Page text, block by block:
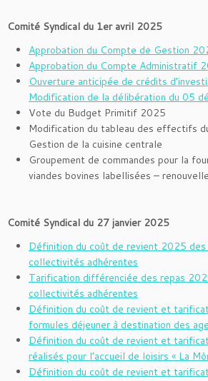
Comité Syndical du 1er avril 2025
Approbation du Compte de Gestion
Approbation du Compte Administratif
Ouverture anticipée de crédits
Modification de la délibération du 05
Vote du Budget Primitif 2025
Modification du tableau des effectifs
Gestion de la cuisine centrale
Groupement de commandes pour la
viandes bovines labellisées –
Comité Syndical du 27 janvier 2025
Définition du coût de revient 2025 des
collectivités adhérentes
Tarification différenciée des repas
collectivités adhérentes
Définition du coût de revient et
formules déjeuner à destination des
Définition du coût de revient et
réalisés pour l’accueil de loisirs « La
Définition du coût de revient et